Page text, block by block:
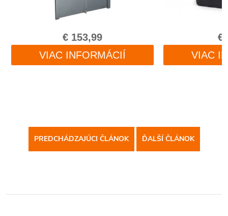
PREDCHÁDZAJÚCI ČLÁNOK ĎALŠÍ ČLÁNOK